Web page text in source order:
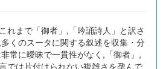
れまで「御者」,「吟誦詩人」と訳さ
くのスータに関する叙述を収集・分
常に曖昧で一貫性がなく,「御者」,
では片付けられない複雑さを孕んで